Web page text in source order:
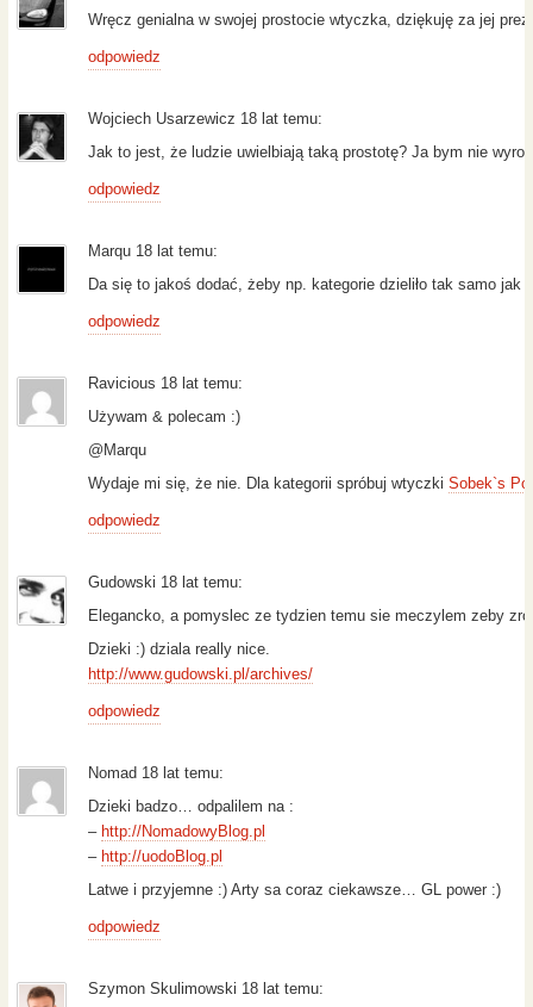
Wręcz genialna w swojej prostocie wtyczka, dziękuję za jej
odpowiedz
Wojciech Usarzewicz 18 lat temu:
Jak to jest, że ludzie uwielbiają taką prostotę? Ja bym nie
odpowiedz
Marqu 18 lat temu:
Da się to jakoś dodać, żeby np. kategorie dzieliło tak samo jak
odpowiedz
Ravicious 18 lat temu:
Używam & polecam :)
@Marqu
Wydaje mi się, że nie. Dla kategorii spróbuj wtyczki Sobek`s
odpowiedz
Gudowski 18 lat temu:
Elegancko, a pomyslec ze tydzien temu sie meczylem zeby
Dzieki :) dziala really nice.
http://www.gudowski.pl/archives/
odpowiedz
Nomad 18 lat temu:
Dzieki badzo… odpalilem na :
– http://NomadowyBlog.pl
– http://uodoBlog.pl
Latwe i przyjemne :) Arty sa coraz ciekawsze… GL power :)
odpowiedz
Szymon Skulimowski 18 lat temu: